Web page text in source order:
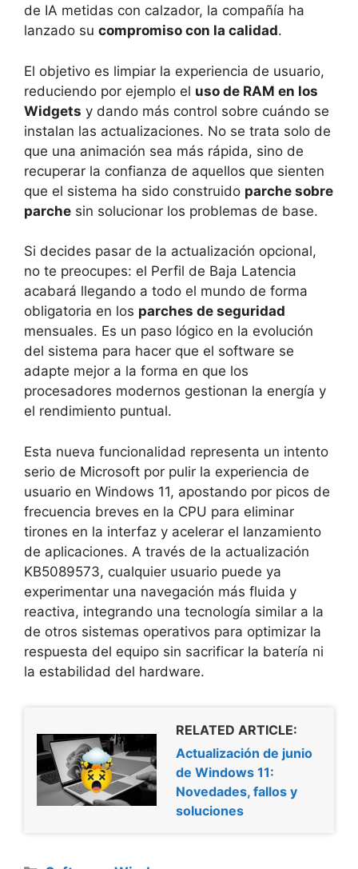
de IA metidas con calzador, la compañía ha
lanzado su compromiso con la calidad.
El objetivo es limpiar la experiencia de usuario,
reduciendo por ejemplo el uso de RAM en los
Widgets y dando más control sobre cuándo se
instalan las actualizaciones. No se trata solo de
que una animación sea más rápida, sino de
recuperar la confianza de aquellos que sienten
que el sistema ha sido construido parche sobre
parche sin solucionar los problemas de base.
Si decides pasar de la actualización opcional,
no te preocupes: el Perfil de Baja Latencia
acabará llegando a todo el mundo de forma
obligatoria en los parches de seguridad
mensuales. Es un paso lógico en la evolución
del sistema para hacer que el software se
adapte mejor a la forma en que los
procesadores modernos gestionan la energía y
el rendimiento puntual.
Esta nueva funcionalidad representa un intento
serio de Microsoft por pulir la experiencia de
usuario en Windows 11, apostando por picos de
frecuencia breves en la CPU para eliminar
tirones en la interfaz y acelerar el lanzamiento
de aplicaciones. A través de la actualización
KB5089573, cualquier usuario puede ya
experimentar una navegación más fluida y
reactiva, integrando una tecnología similar a la
de otros sistemas operativos para optimizar la
respuesta del equipo sin sacrificar la batería ni
la estabilidad del hardware.
RELATED ARTICLE:
Actualización de junio
de Windows 11:
Novedades, fallos y
soluciones